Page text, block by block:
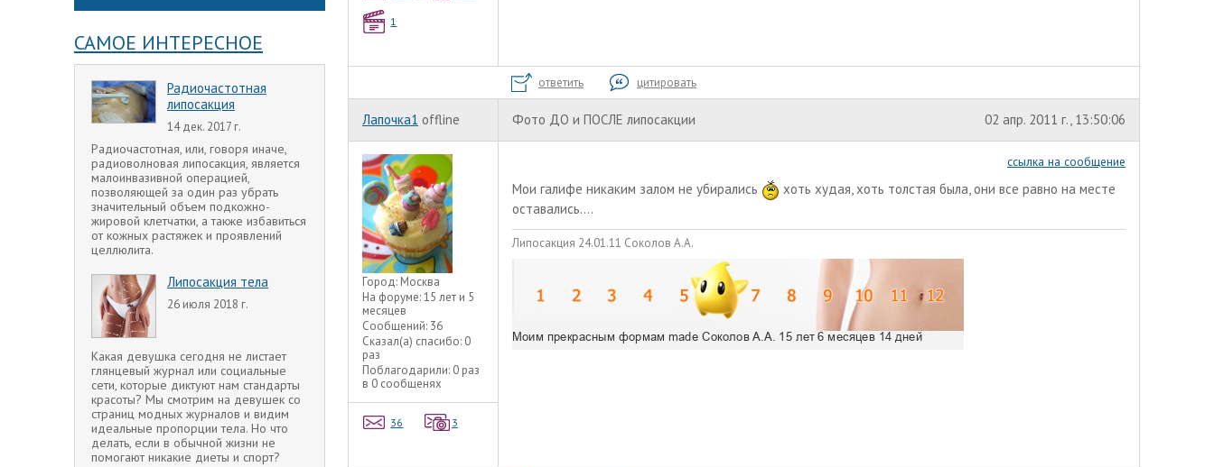
САМОЕ ИНТЕРЕСНОЕ
Радиочастотная
липосакция
14 дек. 2017 г.
Радиочастотная, или, говоря иначе,
радиоволновая липосакция, является
малоинвазивной операцией,
позволяющей за один раз убрать
значительный объем подкожно-
жировой клетчатки, а также избавиться
от кожных растяжек и проявлений
целлюлита.
Липосакция тела
26 июля 2018 г.
Какая девушка сегодня не листает
глянцевый журнал или социальные
сети, которые диктуют нам стандарты
красоты? Мы смотрим на девушек со
страниц модных журналов и видим
идеальные пропорции тела. Но что
делать, если в обычной жизни не
помогают никакие диеты и спорт?
1
ответить цитировать
Лапочка1 offline Фото ДО и ПОСЛЕ липосакции 02 апр. 2011 г., 13:50:06
Город: Москва
На форуме:15 лет и 5
месяцев
Сообщений: 36
Сказал(а) спасибо: 0
раз
Поблагодарили: 0 раз
в 0 сообщенях
36 3
ссылка на сообщение
Мои галифе никаким залом не убирались
хоть худая, хоть толстая была, они все равно на месте
оставались....
Липосакция 24.01.11 Соколов А.А.